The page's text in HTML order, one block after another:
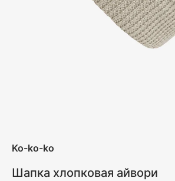
Ko-ko-ko
Шапка хлопковая айвори